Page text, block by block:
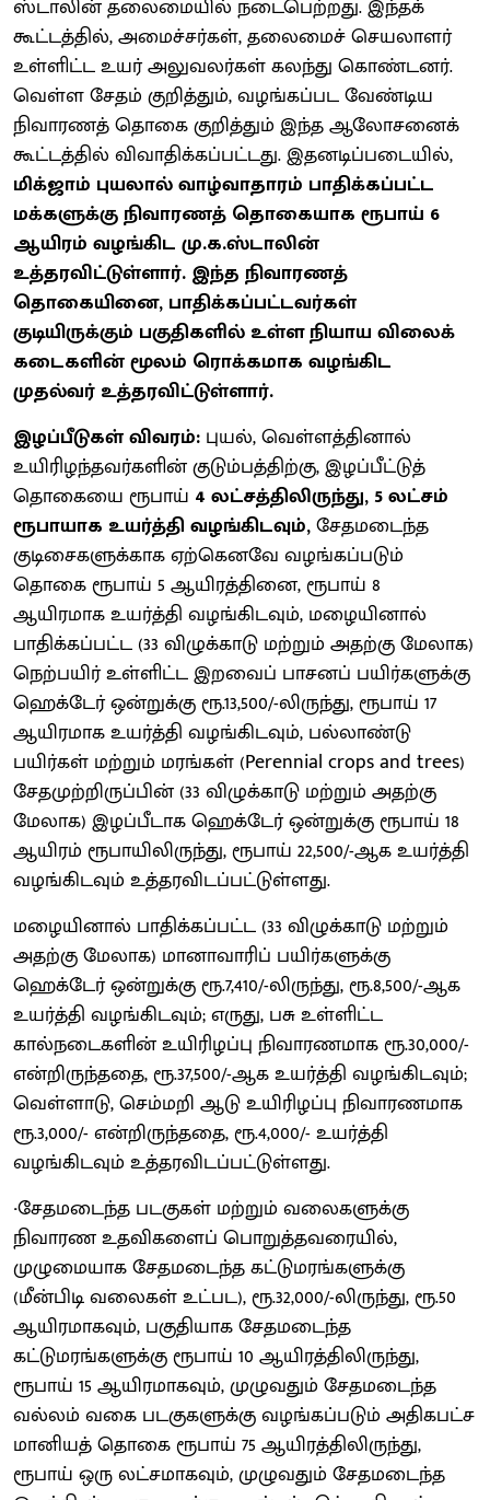
ஸ்டாலின் தலைமையில் நடைபெற்றது. இந்தக்
கூட்டத்தில், அமைச்சர்கள், தலைமைச் செயலாளர்
உள்ளிட்ட உயர் அலுவலர்கள் கலந்து கொண்டனர்.
வெள்ள சேதம் குறித்தும், வழங்கப்பட வேண்டிய
நிவாரணத் தொகை குறித்தும் இந்த ஆலோசனைக்
கூட்டத்தில் விவாதிக்கப்பட்டது. இதனடிப்படையில்,
மிக்ஜாம் புயலால் வாழ்வாதாரம் பாதிக்கப்பட்ட
மக்களுக்கு நிவாரணத் தொகையாக ரூபாய் 6
ஆயிரம் வழங்கிட மு.க.ஸ்டாலின்
உத்தரவிட்டுள்ளார். இந்த நிவாரணத்
தொகையினை, பாதிக்கப்பட்டவர்கள்
குடியிருக்கும் பகுதிகளில் உள்ள நியாய விலைக்
கடைகளின் மூலம் ரொக்கமாக வழங்கிட
முதல்வர் உத்தரவிட்டுள்ளார்.
இழப்பீடுகள் விவரம்: புயல், வெள்ளத்தினால்
உயிரிழந்தவர்களின் குடும்பத்திற்கு, இழப்பீட்டுத்
தொகையை ரூபாய் 4 லட்சத்திலிருந்து, 5 லட்சம்
ரூபாயாக உயர்த்தி வழங்கிடவும்,சேதமடைந்த
குடிசைகளுக்காக ஏற்கெனவே வழங்கப்படும்
தொகை ரூபாய் 5 ஆயிரத்தினை, ரூபாய் 8
ஆயிரமாக உயர்த்தி வழங்கிடவும், மழையினால்
பாதிக்கப்பட்ட (33 விழுக்காடு மற்றும் அதற்கு மேலாக)
நெற்பயிர் உள்ளிட்ட இறவைப் பாசனப் பயிர்களுக்கு
ஹெக்டேர் ஒன்றுக்கு ரூ.13,500/-லிருந்து, ரூபாய் 17
ஆயிரமாக உயர்த்தி வழங்கிடவும், பல்லாண்டு
பயிர்கள் மற்றும் மரங்கள் (Perennial crops and trees)
சேதமுற்றிருப்பின் (33 விழுக்காடு மற்றும் அதற்கு
மேலாக) இழப்பீடாக ஹெக்டேர் ஒன்றுக்கு ரூபாய் 18
ஆயிரம் ரூபாயிலிருந்து, ரூபாய் 22,500/-ஆக உயர்த்தி
வழங்கிடவும் உத்தரவிடப்பட்டுள்ளது.
மழையினால் பாதிக்கப்பட்ட (33 விழுக்காடு மற்றும்
அதற்கு மேலாக) மானாவாரிப் பயிர்களுக்கு
ஹெக்டேர் ஒன்றுக்கு ரூ.7,410/-லிருந்து, ரூ.8,500/-ஆக
உயர்த்தி வழங்கிடவும்; எருது, பசு உள்ளிட்ட
கால்நடைகளின் உயிரிழப்பு நிவாரணமாக ரூ.30,000/-
என்றிருந்ததை, ரூ.37,500/-ஆக உயர்த்தி வழங்கிடவும்;
வெள்ளாடு, செம்மறி ஆடு உயிரிழப்பு நிவாரணமாக
ரூ.3,000/- என்றிருந்ததை, ரூ.4,000/- உயர்த்தி
வழங்கிடவும் உத்தரவிடப்பட்டுள்ளது.
·சேதமடைந்த படகுகள் மற்றும் வலைகளுக்கு
நிவாரண உதவிகளைப் பொறுத்தவரையில்,
முழுமையாக சேதமடைந்த கட்டுமரங்களுக்கு
(மீன்பிடி வலைகள் உட்பட), ரூ.32,000/-லிருந்து, ரூ.50
ஆயிரமாகவும், பகுதியாக சேதமடைந்த
கட்டுமரங்களுக்கு ரூபாய் 10 ஆயிரத்திலிருந்து,
ரூபாய் 15 ஆயிரமாகவும், முழுவதும் சேதமடைந்த
வல்லம் வகை படகுகளுக்கு வழங்கப்படும் அதிகபட்ச
மானியத் தொகை ரூபாய் 75 ஆயிரத்திலிருந்து,
ரூபாய் ஒரு லட்சமாகவும், முழுவதும் சேதமடைந்த